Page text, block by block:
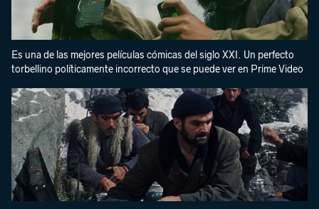
Es una de las mejores películas cómicas del siglo XXI. Un perfecto
torbellino políticamente incorrecto que se puede ver en Prime Video